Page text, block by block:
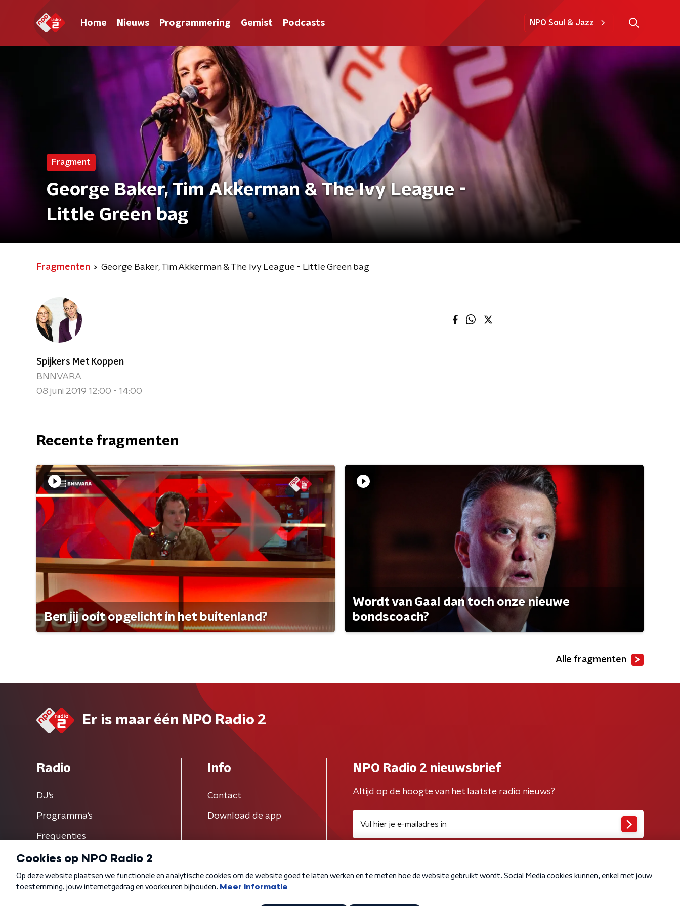
Home Nieuws Programmering Gemist Podcasts NPO Soul & Jazz
Fragment
George Baker, Tim Akkerman & The Ivy League -
Little Green bag
Fragmenten George Baker, Tim Akkerman & The Ivy League - Little Green bag
Spijkers Met Koppen
BNNVARA
08 juni 2019 12:00 - 14:00
Recente fragmenten
Ben jij ooit opgelicht in het buitenland?
Wordt van Gaal dan toch onze nieuwe
bondscoach?
Alle fragmenten
Er is maar één NPO Radio 2
Radio
DJ’s
Programma's
Frequenties
Info
Contact
Download de app
NPO Radio 2 nieuwsbrief
Altijd op de hoogte van het laatste radio nieuws?
Algemene voorwaarden Privacybeleid